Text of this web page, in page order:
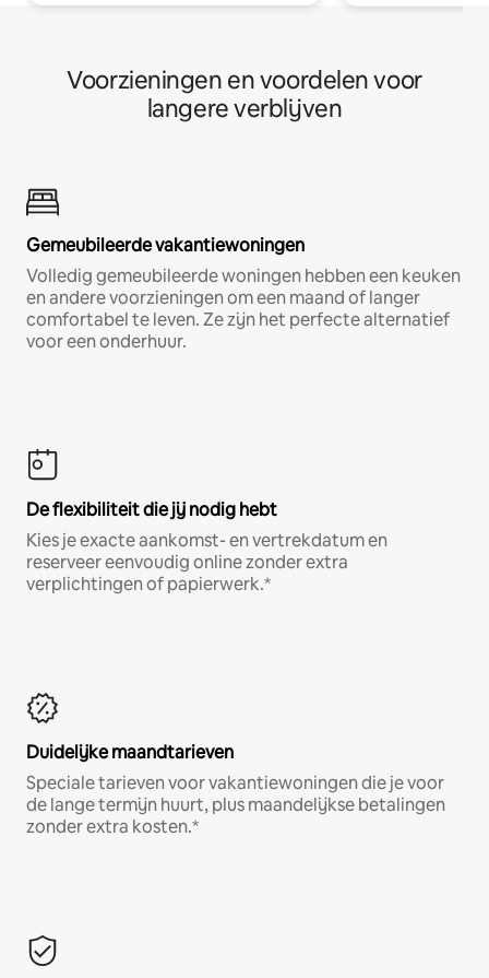
Voorzieningen en voordelen voor
langere verblijven
Gemeubileerde vakantiewoningen
Volledig gemeubileerde woningen hebben een keuken
en andere voorzieningen om een maand of langer
comfortabel te leven. Ze zijn het perfecte alternatief
voor een onderhuur.
De flexibiliteit die jij nodig hebt
Kies je exacte aankomst- en vertrekdatum en
reserveer eenvoudig online zonder extra
verplichtingen of papierwerk.*
Duidelijke maandtarieven
Speciale tarieven voor vakantiewoningen die je voor
de lange termijn huurt, plus maandelijkse betalingen
zonder extra kosten.*